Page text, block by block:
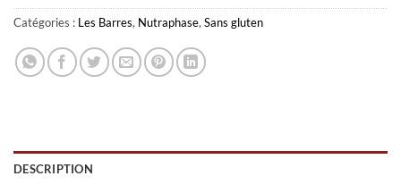
Catégories : Les Barres, Nutraphase,Sans gluten
DESCRIPTION